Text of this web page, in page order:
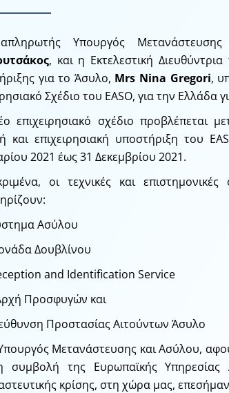
Υπουργός
, και η Εκτελεστική
για το Άσυλο, Mrs Nina Gregori,
Σχέδιο του EASO, για την Ελλάδα
επιχειρησιακό σχέδιο προβλέπεται
και επιχειρησιακή υποστήριξη του
2021 έως 31 Δεκεμβρίου 2021.
οι τεχνικές και
Ασύλου
Δουβλίνου
and Identification Service
Προσφυγών και
Προστασίας Αιτούντων Άσυλο
Μετανάστευσης και Ασύλου,
συμβολή της Ευρωπαϊκής Υπηρεσίας
κρίσης, στη χώρα μας,